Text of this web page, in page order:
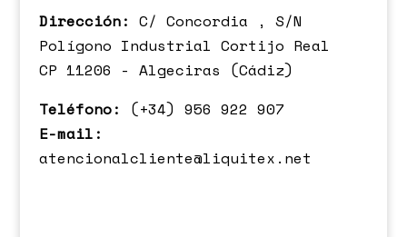
Dirección: C/ Concordia , S/N
Polígono Industrial Cortijo Real
CP 11206 - Algeciras (Cádiz)
Teléfono:
(+34) 956 922 907
E-mail:
atencionalcliente@liquitex.net